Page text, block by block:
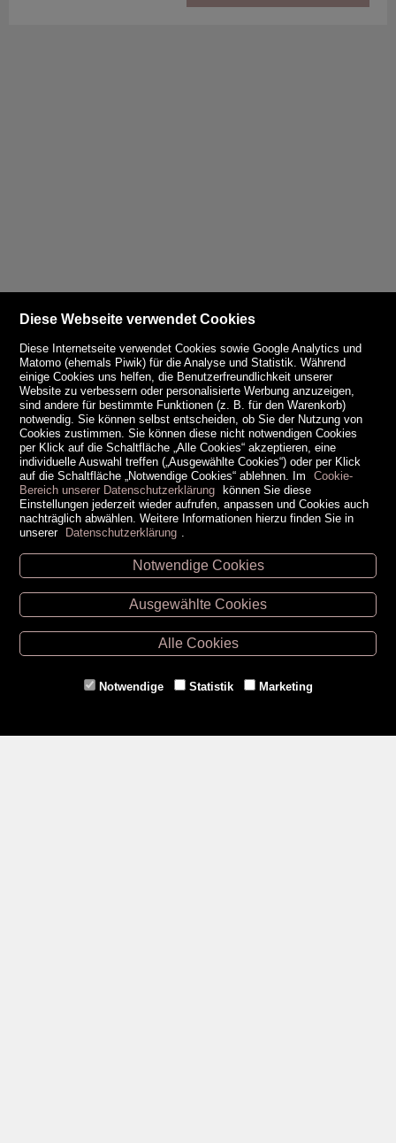
Unsere Öffnungszeiten
Retz -02942/20433
Hollabrunn -02952/30057
Eggenburg -02984/3836
Gmünd -
Diese Webseite verwendet Cookies
Diese Internetseite verwendet Cookies sowie Google Analytics und
Matomo (ehemals Piwik) für die Analyse und Statistik. Während
einige Cookies uns helfen, die Benutzerfreundlichkeit unserer
Website zu verbessern oder personalisierte Werbung anzuzeigen,
sind andere für bestimmte Funktionen (z. B. für den Warenkorb)
notwendig. Sie können selbst entscheiden, ob Sie der Nutzung von
Cookies zustimmen. Sie können diese nicht notwendigen Cookies
per Klick auf die Schaltfläche „Alle Cookies“ akzeptieren, eine
individuelle Auswahl treffen („Ausgewählte Cookies“) oder per Klick
auf die Schaltfläche „Notwendige Cookies“ ablehnen. Im
Cookie-
Bereich unserer Datenschutzerklärung können Sie diese
Einstellungen jederzeit wieder aufrufen, anpassen und Cookies auch
nachträglich abwählen. Weitere Informationen hierzu finden Sie in
unserer Datenschutzerklärung
Notwendige Cookies
Ausgewählte Cookies
Alle Cookies
Notwendige Statistik Marketing